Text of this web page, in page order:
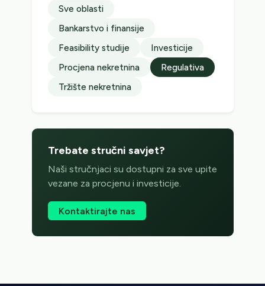
Sve oblasti
Bankarstvo i finansije
Feasibility studije
Investicije
Procjena nekretnina
Regulativa
Tržište nekretnina
Trebate stručni savjet?
Naši stručnjaci su dostupni za sve upite
vezane za procjenu i investicije.
Kontaktirajte nas